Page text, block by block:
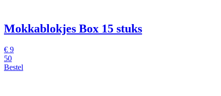
Mokkablokjes Box 15 stuks
€ 9
50
Bestel